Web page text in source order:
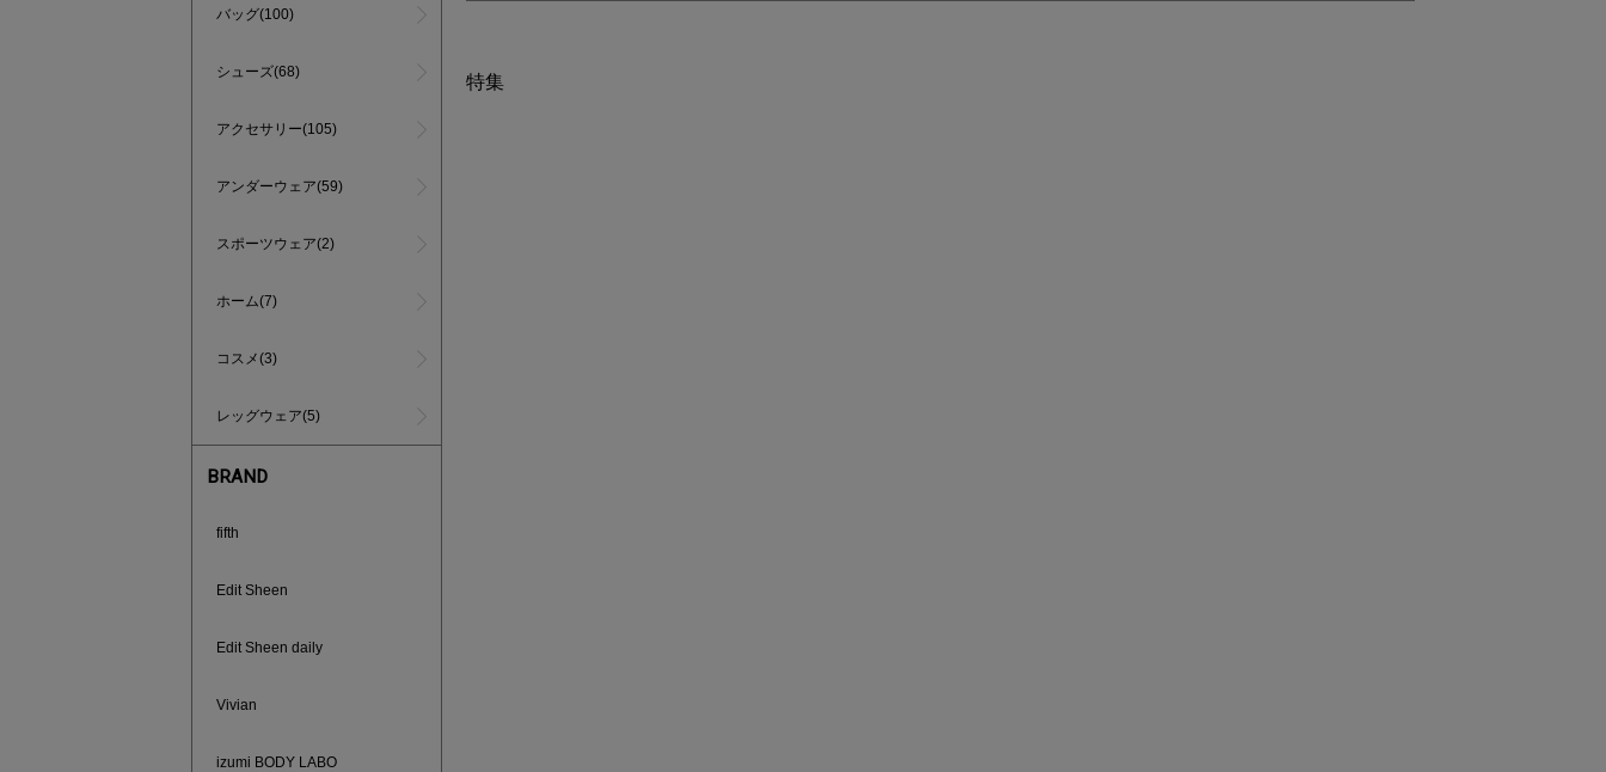
バッグ(100)
シューズ(68)
アクセサリー(105)
アンダーウェア(59)
スポーツウェア(2)
ホーム(7)
コスメ(3)
レッグウェア(5)
BRAND
fifth
Edit Sheen
Edit Sheen daily
Vivian
izumi BODY LABO
特集